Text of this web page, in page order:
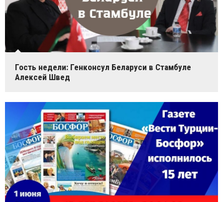
Гость недели: Генконсул Беларуси в Стамбуле
Алексей Швед